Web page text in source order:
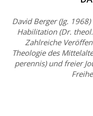
David Berger (Jg.
Habilitation (Dr.
Zahlreiche
Theologie des
perennis) und freier